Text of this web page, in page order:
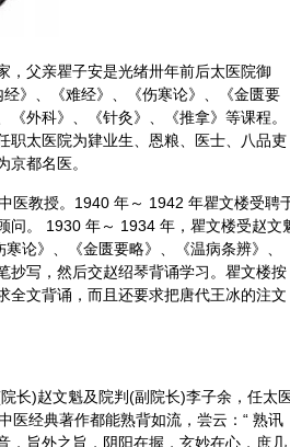
，父亲瞿子安是光绪卅年前后太医院御
》、《难经》、《伤寒论》、《金匮要
《外科》、《针灸》、《推拿》等课程。
职太医院为肄业生、恩粮、医士、八品吏
都名医。
医教授。1940 年～ 1942 年瞿文楼受聘
问。 1930 年～ 1934 年，瞿文楼受赵文
论》、《金匮要略》、《温病条辨》、
抄写，然后交赵绍琴背诵学习。瞿文楼按
全文背诵，而且还要求把唐代王冰的注文
长)赵文魁及院判(副院长)李子余，任太
医经典著作都能熟背如流，尝云：“ 熟讯
，旨外之旨， 阴阳在握，玄妙在心，庶几